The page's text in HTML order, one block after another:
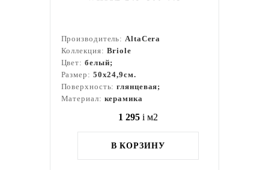
Производитель:AltaCera
Коллекция: Briole
Цвет: белый;
Размер: 50x24,9см.
Поверхность:глянцевая;
Материал: керамика
1 295 i м2
В КОРЗИНУ